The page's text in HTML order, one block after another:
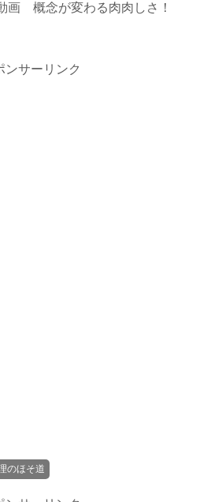
画 概念が変わる肉肉しさ！
ンサーリンク
のほそ道